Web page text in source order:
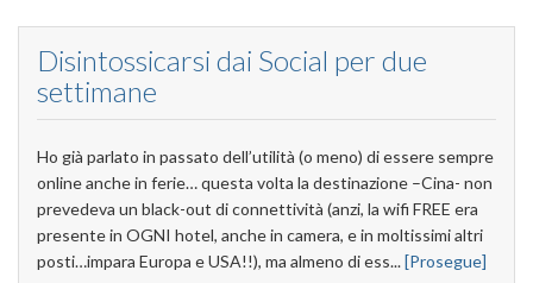
Disintossicarsi dai Social per due
settimane
Ho già parlato in passato dell’utilità (o meno) di essere sempre
online anche in ferie… questa volta la destinazione –Cina- non
prevedeva un black-out di connettività (anzi, la wifi FREE era
presente in OGNI hotel, anche in camera, e in moltissimi altri
posti…impara Europa e USA!!), ma almeno di ess...[Prosegue]